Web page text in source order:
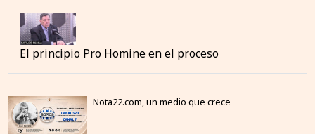
El principio Pro Homine en el proceso
Nota22.com, un medio que crece